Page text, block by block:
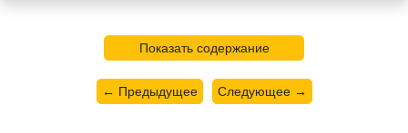
Показать содержание
← Предыдущее Следующее →